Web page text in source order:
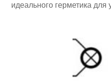
идеального герметика